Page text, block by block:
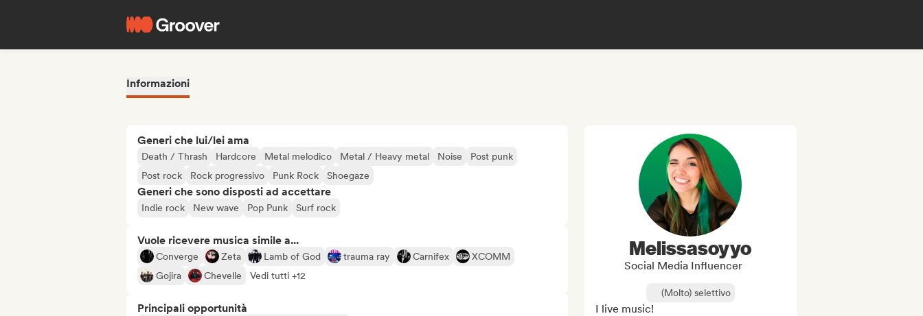
Informazioni
Generi che lui/lei ama
Death / Thrash Hardcore Metal melodico Metal / Heavy metal Noise
Post punk
Post rock
Rock progressivo Punk Rock Shoegaze
Generi che sono disposti ad accettare
Indie rock New wave Pop Punk Surf rock
Vuole ricevere musica simile a...
Converge Zeta Lamb of God trauma ray Carnifex
XCOMM
Gojira
Chevelle Vedi tutti +12
Principali opportunità
Melissasoyyo
Social Media Influencer
(Molto) selettivo
I live music!